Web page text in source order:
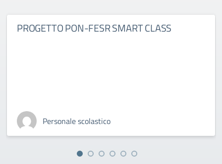
PROGETTO PON-FESR SMART CLASS
Personale scolastico